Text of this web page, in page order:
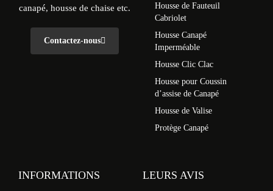
canapé, housse de chaise etc.
Contactez-nous
Housse de Fauteuil
Cabriolet
Housse Canapé
Imperméable
Housse Clic Clac
Housse pour Coussin
d’assise de Canapé
Housse de Valise
Protège Canapé
INFORMATIONS LEURS AVIS